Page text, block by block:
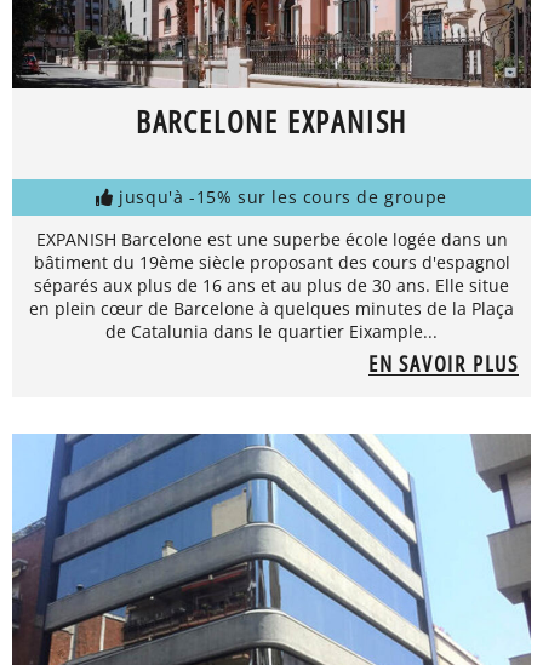
BARCELONE EXPANISH
jusqu'à -15% sur les cours de groupe
EXPANISH Barcelone est une superbe école logée dans un
bâtiment du 19ème siècle proposant des cours d'espagnol
séparés aux plus de 16 ans et au plus de 30 ans. Elle situe
en plein cœur de Barcelone à quelques minutes de la Plaça
de Catalunia dans le quartier Eixample...
EN SAVOIR PLUS